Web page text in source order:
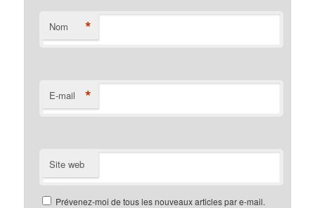
Nom *
E-mail *
Site web
Prévenez-moi de tous les nouveaux articles par e-mail.